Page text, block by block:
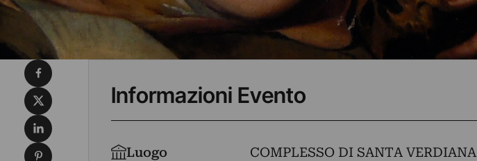
Informazioni Evento
Luogo
COMPLESSO DI SANTA VERDIANA
Condividi su Facebook
Condividi su X
Condividi su LinkedIn
Condividi su Pinterest